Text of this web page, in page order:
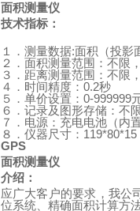
面积测量仪
技术指标：
１．测量数据:面积（投影
２．面积测量范围：不限
３．距离测量范围：不限
４．时间精度： 0.2秒
５．单价设置： 0-999999
６．记录及图形存储：不
７．电源：充电电池（内
８．仪器尺寸： 119*80*15
GPS
面积测量仪
介绍：
应广大客户的要求，我公
位系统、精确面积计算方